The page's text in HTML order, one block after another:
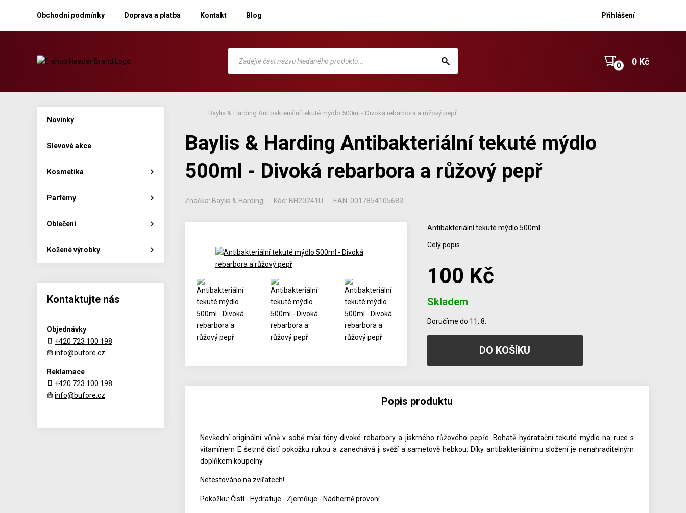
Obchodní podmínky Doprava a platba Kontakt Blog Přihlášení
0 Kč
Baylis & Harding Antibakteriální tekuté mýdlo 500ml - Divoká rebarbora a růžový pepř
Baylis & Harding Antibakteriální tekuté mýdlo
500ml - Divoká rebarbora a růžový pepř
Značka: Baylis & Harding Kód: BH20241U EAN: 0017854105683
Antibakteriální tekuté mýdlo 500ml
Celý popis
100 Kč
Skladem
Doručíme do 11. 8.
Popis produktu
Nevšední originální vůně v sobě mísí tóny divoké rebarbory a jiskrného růžového pepře. Bohatě hydratační tekuté mýdlo na ruce s
vitamínem E šetrně čistí pokožku rukou a zanechává ji svěží a sametově hebkou. Díky antibakteriálnímu složení je nenahraditelným
doplňkem koupelny.
Netestováno na zvířatech!
Pokožku: Čistí - Hydratuje - Zjemňuje - Nádherně provoní
Novinky
Slevové akce
Kosmetika
Parfémy
Oblečení
Kožené výrobky
Kontaktujte nás
Objednávky
+420 723 100 198
info@bufore.cz
Reklamace
+420 723 100 198
info@bufore.cz